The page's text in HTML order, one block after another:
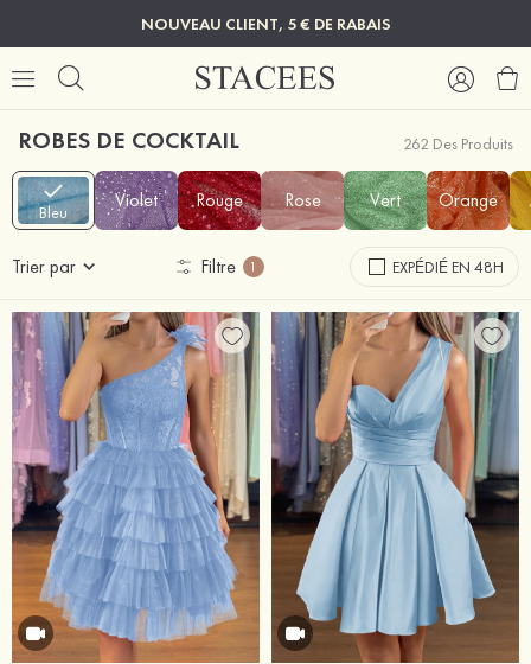
NOUVEAU CLIENT, 5 € DE RABAIS
ROBES DE COCKTAIL 262 Des Produits
Bleu Violet Rouge Rose Vert Orange
Trier par Filtre 1 EXPÉDIÉ EN 48H